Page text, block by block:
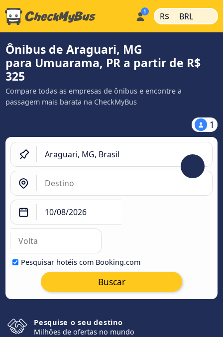
R$ | BRL |
Ônibus de Araguari, MG
para Umuarama, PR a partir de R$
325
Compare todas as empresas de ônibus e encontre a
passagem mais barata na CheckMyBus
1
Pesquisar hotéis com Booking.com
Buscar
Pesquise o seu destino
Milhões de ofertas no mundo